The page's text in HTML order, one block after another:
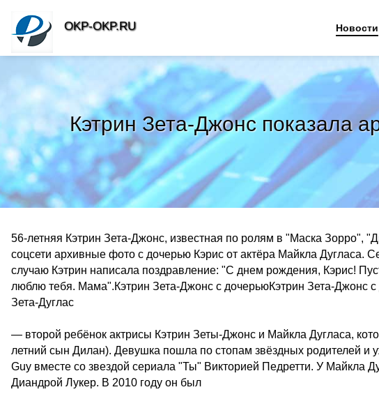
Кэтрин Зета-Джонс показала
56-летняя Кэтрин Зета-Джонс, известная по ролям в "Маска Зорро",
соцсети архивные фото с дочерью Кэрис от актёра Майкла Дугласа.
случаю Кэтрин написала поздравление: "С днем рождения, Кэрис!
люблю тебя. Мама".Кэтрин Зета-Джонс с дочерьюКэтрин Зета-Джонс с
Зета-Дуглас
— второй ребёнок актрисы Кэтрин Зеты-Джонс и Майкла Дугласа,
летний сын Дилан). Девушка пошла по стопам звёздных родителей и
Guy вместе со звездой сериала "Ты" Викторией Педретти. У Майкла
Диандрой Лукер. В 2010 году он был
OKP-OKP.RU Новости